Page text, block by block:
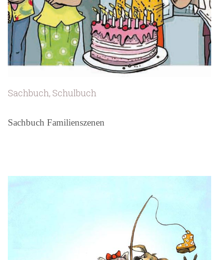
Sachbuch, Schulbuch
Sachbuch Familienszenen